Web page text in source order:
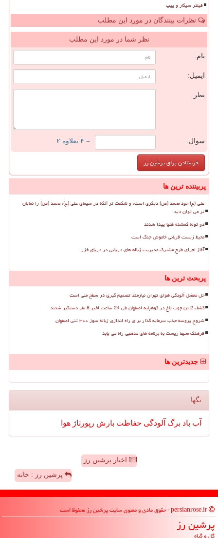
فیلتر سیگار و پیپ
نظرات بینندگان در مورد این مطلب
نظر شما در مورد این مطلب
نام:
ایمیل:
نظر:
سوال: = ۴ بعلاوه ۲
پربیننده ترین ها
علی (ع) خود محمد (ص) دیگری است، و شگفت تر آنکه در سیمای علی (ع)، محمد (ص) را نمایان
تر می توان دید
دو توله گمشده هلیا پیدا شدند
محیط زیست قربانی خاموش جنگ است
آغاز اجرای طرح مشترک مدیریت زباله های دریایی در دریای خزر
پربحث ترین ها
حل معضل آلودگی هوای تهران نیازمند تصمیم گیری در سطح ملی است
کشف 2 تن چوب تاغ در کوهپایه اصفهان طی 24 ساعت اخیر 8 نفر دستگیر شدند
شروع پروسه جذب سرمایه گذار برای راه اندازی زباله سوز ۳۰۰ تنی اصفهان
فرهنگ محیط زیست به برنامه های مذهبی راه می یابد
جدیدترین ها
تگها
آب باد برگ آلودگی حفاظت بارش رپورتاژ هوا
اخبار پرشین رز
پرشین رز : خانه
پرشین رز